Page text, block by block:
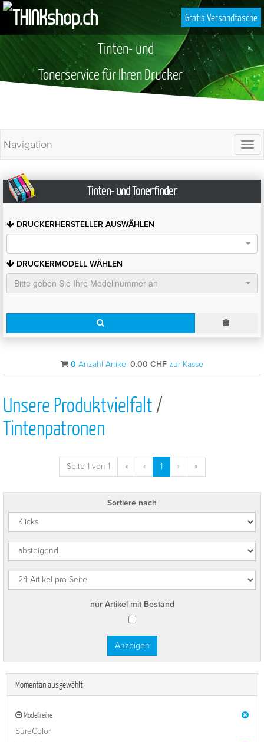
Gratis Versandtasche
Tinten- und
Tonerservice für Ihren Drucker
Navigation
Tinten- und Tonerfinder
DRUCKERHERSTELLER AUSWÄHLEN
DRUCKERMODELL WÄHLEN
Bitte geben Sie Ihre Modellnummer an
0 Anzahl Artikel 0.00 CHF zur Kasse
Unsere Produktvielfalt/
Tintenpatronen
Seite 1 von 1 « ‹ 1 › »
Sortiere nach
nur Artikel mit Bestand
Momentan ausgewählt
Modellreihe
SureColor